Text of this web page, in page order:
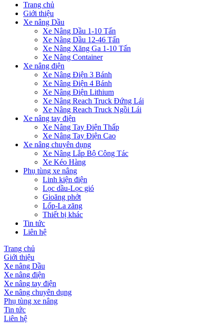
Trang chủ
Giới thiệu
Xe nâng Dầu
Xe Nâng Dầu 1-10 Tấn
Xe Nâng Dầu 12-46 Tấn
Xe Nâng Xăng Ga 1-10 Tấn
Xe Nâng Container
Xe nâng điện
Xe Nâng Điện 3 Bánh
Xe Nâng Điện 4 Bánh
Xe Nâng Điện Lithium
Xe Nâng Reach Truck Đứng Lái
Xe Nâng Reach Truck Ngồi Lái
Xe nâng tay điện
Xe Nâng Tay Điện Thấp
Xe Nâng Tay Điện Cao
Xe nâng chuyên dụng
Xe Nâng Lắp Bộ Công Tác
Xe Kéo Hàng
Phụ tùng xe nâng
Linh kiện điện
Lọc dầu-Lọc gió
Gioăng phớt
Lốp-La zăng
Thiết bị khác
Tin tức
Liên hệ
Trang chủ
Giới thiệu
Xe nâng Dầu
Xe nâng điện
Xe nâng tay điện
Xe nâng chuyên dụng
Phụ tùng xe nâng
Tin tức
Liên hệ